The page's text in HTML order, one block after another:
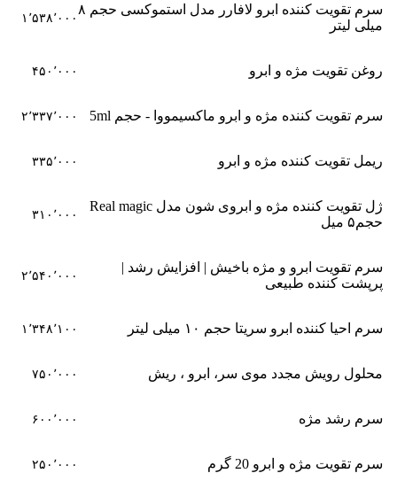
سرم تقویت کننده ابرو لافارر مدل استموکسی حجم ۸
میلی لیتر
۱٬۵۳۸٬۰۰۰
روغن تقویت مژه و ابرو ۴۵۰٬۰۰۰
سرم تقویت کننده مژه و ابرو ماکسیمووا - حجم 5ml ۲٬۳۳۷٬۰۰۰
ریمل تقویت کننده مژه و ابرو ۳۳۵٬۰۰۰
ژل تقویت کننده مژه و ابروی شون مدل Real magic
حجم۵ میل
۳۱۰٬۰۰۰
سرم تقویت ابرو و مژه باخیش | افزایش رشد |
پرپشت کننده طبیعی
۲٬۵۴۰٬۰۰۰
سرم احیا کننده ابرو سریتا حجم ۱۰ میلی لیتر ۱٬۳۴۸٬۱۰۰
محلول رویش مجدد موی سر، ابرو ، ریش ۷۵۰٬۰۰۰
سرم رشد مژه ۶۰۰٬۰۰۰
سرم تقویت مژه و ابرو 20 گرم ۲۵۰٬۰۰۰